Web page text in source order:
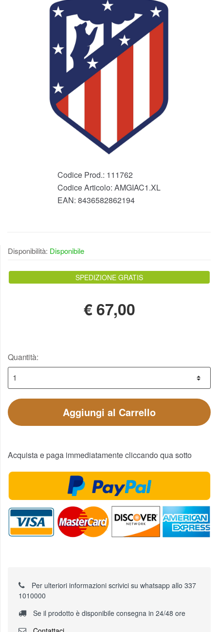
Codice Prod.: 111762
Codice Articolo: AMGIAC1.XL
EAN: 8436582862194
Disponibilità: Disponibile
SPEDIZIONE GRATIS
€67,00
Quantità:
Aggiungi al Carrello
Acquista e paga immediatamente cliccando qua sotto
Per ulteriori informazioni scrivici su whatsapp allo 337
1010000
Se il prodotto è disponibile consegna in 24/48 ore